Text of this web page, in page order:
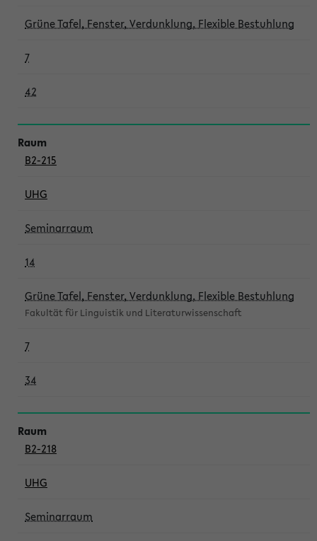
Grüne Tafel, Fenster, Verdunklung, Flexible Bestuhlung
7
42
B2-215
UHG
Seminarraum
14
Grüne Tafel, Fenster, Verdunklung, Flexible Bestuhlung
Fakultät für Linguistik und Literaturwissenschaft
7
34
B2-218
UHG
Seminarraum